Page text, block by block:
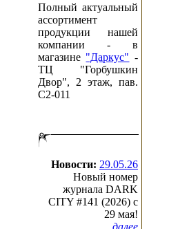
Полный актуальный
ассортимент
продукции нашей
компании - в
магазине "Даркус" -
ТЦ "Горбушкин
Двор", 2 этаж, пав.
C2-011
Новости: 29.05.26
Новый номер
журнала DARK
CITY #141 (2026) c
29 мая!
...далее